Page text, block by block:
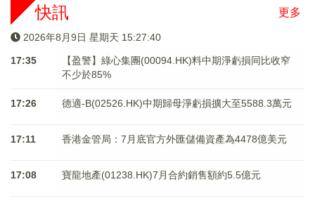
更多
快訊
2026年8月9日 星期天 15:27:40
17:35
【盈警】綠心集團(00094.HK)料中期淨虧損同比收窄
不少於85%
17:26 德適-B(02526.HK)中期歸母淨虧損擴大至5588.3萬元
17:11 香港金管局：7月底官方外匯儲備資產為4478億美元
17:08 寶龍地產(01238.HK)7月合約銷售額約5.5億元